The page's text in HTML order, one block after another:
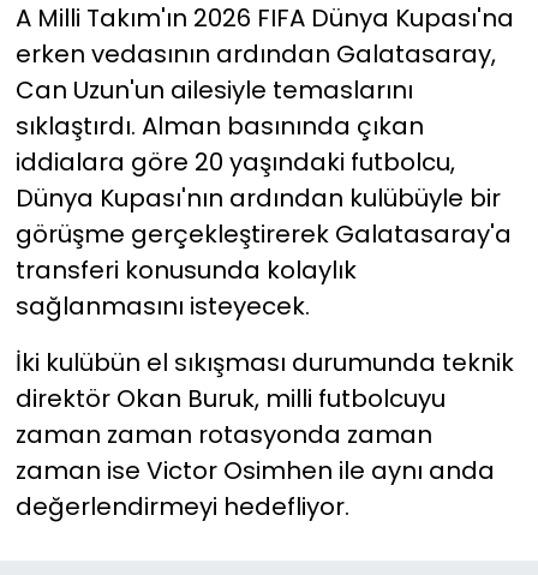
A Milli Takım'ın 2026 FIFA Dünya Kupası'na
erken vedasının ardından Galatasaray,
Can Uzun'un ailesiyle temaslarını
sıklaştırdı. Alman basınında çıkan
iddialara göre 20 yaşındaki futbolcu,
Dünya Kupası'nın ardından kulübüyle bir
görüşme gerçekleştirerek Galatasaray'a
transferi konusunda kolaylık
sağlanmasını isteyecek.
İki kulübün el sıkışması durumunda teknik
direktör Okan Buruk, milli futbolcuyu
zaman zaman rotasyonda zaman
zaman ise Victor Osimhen ile aynı anda
değerlendirmeyi hedefliyor.